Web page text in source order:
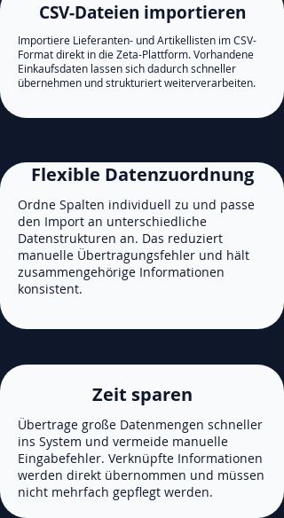
CSV-Dateien importieren
Importiere Lieferanten- und Artikellisten im CSV-
Format direkt in die Zeta-Plattform. Vorhandene
Einkaufsdaten lassen sich dadurch schneller
übernehmen und strukturiert weiterverarbeiten.
Flexible Datenzuordnung
Ordne Spalten individuell zu und passe
den Import an unterschiedliche
Datenstrukturen an. Das reduziert
manuelle Übertragungsfehler und hält
zusammengehörige Informationen
konsistent.
Zeit sparen
Übertrage große Datenmengen schneller
ins System und vermeide manuelle
Eingabefehler. Verknüpfte Informationen
werden direkt übernommen und müssen
nicht mehrfach gepflegt werden.